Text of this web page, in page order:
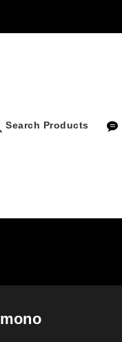
Search Products